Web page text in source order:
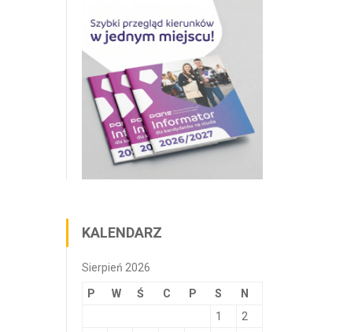
KALENDARZ
Sierpień 2026
P W Ś C P S N
1
2